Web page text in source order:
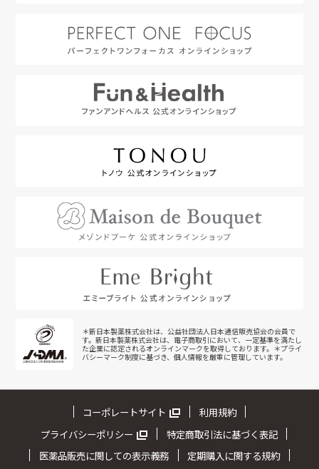
＊新日本製薬株式会社は、公益社団法人日本通信販売協会の会員で
す。新日本製薬株式会社は、電子商取引において、一定基準を満たし
た企業に認定されるオンラインマークを取得しております。＊プライ
バシーマーク制度に基づき、個人情報を厳重に管理しています。
コーポレートサイト
利用規約
プライバシーポリシー
特定商取引法に基づく表記
医薬品販売に関しての表示義務
定期購入に関する規約